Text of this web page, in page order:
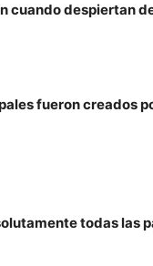
cuando despiertan
fueron creados
todas las